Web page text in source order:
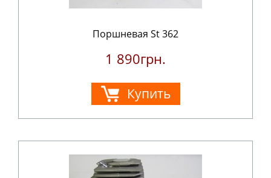
Поршневая St 362
1 890грн.
Купить